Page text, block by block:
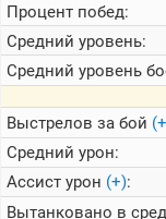
Процент побед:
Средний уровень:
Средний уровень
Выстрелов за бой
Средний урон:
Ассист урон (+):
Вытанковано в